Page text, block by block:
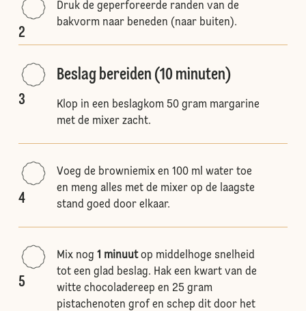
2
Druk de geperforeerde randen van de
bakvorm naar beneden (naar buiten).
3
Beslag bereiden (10 minuten)
Klop in een beslagkom 50 gram margarine
met de mixer zacht.
4
Voeg de browniemix en 100 ml water toe
en meng alles met de mixer op de laagste
stand goed door elkaar.
5
Mix nog 1 minuutop middelhoge snelheid
tot een glad beslag. Hak een kwart van de
witte chocoladereep en 25 gram
pistachenoten grof en schep dit door het